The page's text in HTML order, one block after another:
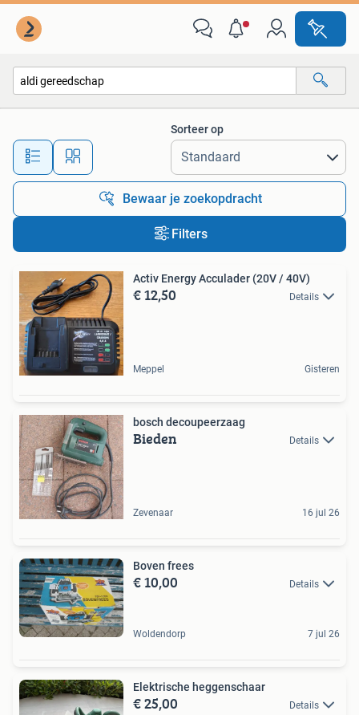
Alle afstanden…
Sorteer op
Bewaar je zoekopdracht
Filters
Activ Energy Acculader (20V / 40V)
€ 12,50 Details
Meppel Gisteren
bosch decoupeerzaag
Bieden Details
Zevenaar 16 jul 26
Boven frees
€ 10,00 Details
Woldendorp 7 jul 26
Elektrische heggenschaar
€ 25,00 Details